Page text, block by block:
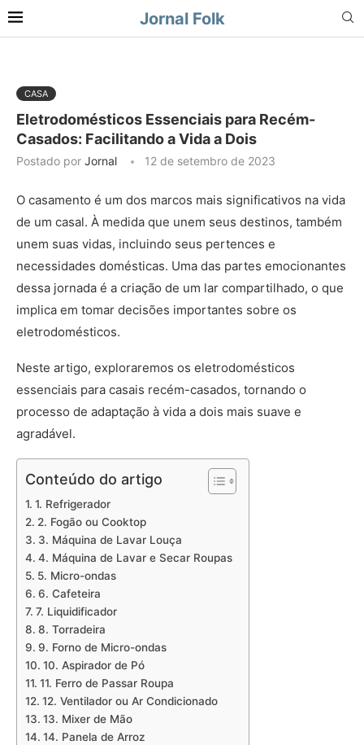
Jornal Folk
CASA
Eletrodomésticos Essenciais para Recém-
Casados: Facilitando a Vida a Dois
Postado por Jornal 12 de setembro de 2023
O casamento é um dos marcos mais significativos na vida
de um casal. À medida que unem seus destinos, também
unem suas vidas, incluindo seus pertences e
necessidades domésticas. Uma das partes emocionantes
dessa jornada é a criação de um lar compartilhado, o que
implica em tomar decisões importantes sobre os
eletrodomésticos.
Neste artigo, exploraremos os eletrodomésticos
essenciais para casais recém-casados, tornando o
processo de adaptação à vida a dois mais suave e
agradável.
Conteúdo do artigo
1. Refrigerador
2. Fogão ou Cooktop
3. Máquina de Lavar Louça
4. Máquina de Lavar e Secar Roupas
5. Micro-ondas
6. Cafeteira
7. Liquidificador
8. Torradeira
9. Forno de Micro-ondas
10. Aspirador de Pó
11. Ferro de Passar Roupa
12. Ventilador ou Ar Condicionado
13. Mixer de Mão
14. Panela de Arroz